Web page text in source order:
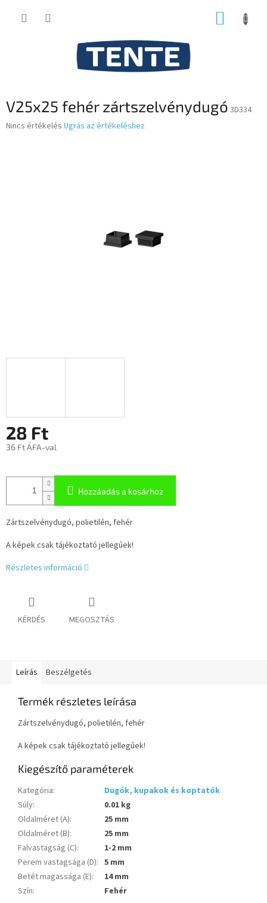
KOSÁR
V25x25 fehér zártszelvénydugó 3D334
A
Nincs értékelés Ugrás az értékeléshez
28 Ft
36 Ft ÁFA-val
Hozzáadás a kosárhoz
Zártszelvénydugó, polietilén, fehér
A képek csak tájékoztató jellegűek!
Részletes információ
KÉRDÉS MEGOSZTÁS
Leírás Beszélgetés
Termék részletes leírása
Zártszelvénydugó, polietilén, fehér
A képek csak tájékoztató jellegűek!
Kiegészítő paraméterek
Kategória:
Dugók, kupakok és koptatók
Súly:
0.01 kg
Oldalméret (A):
25 mm
Oldalméret (B):
25 mm
Falvastagság (C):
1-2 mm
Perem vastagsága (D): 5 mm
Betét magassága (E):
14 mm
Szín: Fehér